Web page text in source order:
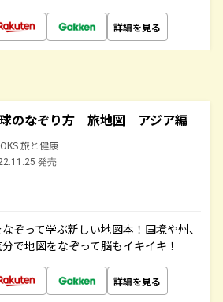
詳細を見る
のなぞり方 旅地図 アジア編
旅と健康
発売
ぞって学ぶ新しい地図本！国境や州、
で地図をなぞって脳もイキイキ！
詳細を見る